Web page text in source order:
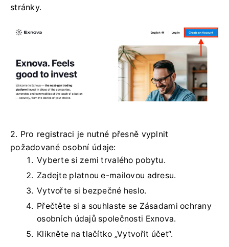
stránky.
2. Pro registraci je nutné přesně vyplnit
požadované osobní údaje:
Vyberte si zemi trvalého pobytu.
Zadejte platnou e-mailovou adresu.
Vytvořte si bezpečné heslo.
Přečtěte si a souhlaste se Zásadami ochrany
osobních údajů společnosti Exnova.
Klikněte na tlačítko „Vytvořit účet“.